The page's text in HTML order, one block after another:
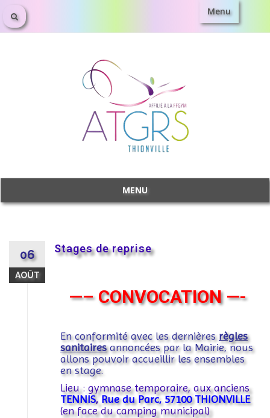
Menu
MENU
06
AOÛT
Stages de reprise
—–CONVOCATION—-
En conformité avec les dernièresrègles
sanitairesannoncées par la Mairie, nous
allons pouvoir accueillir les ensembles
en stage.
Lieu : gymnase temporaire, aux anciens
TENNIS,Rue du Parc, 57100 THIONVILLE
(en face du camping municipal)